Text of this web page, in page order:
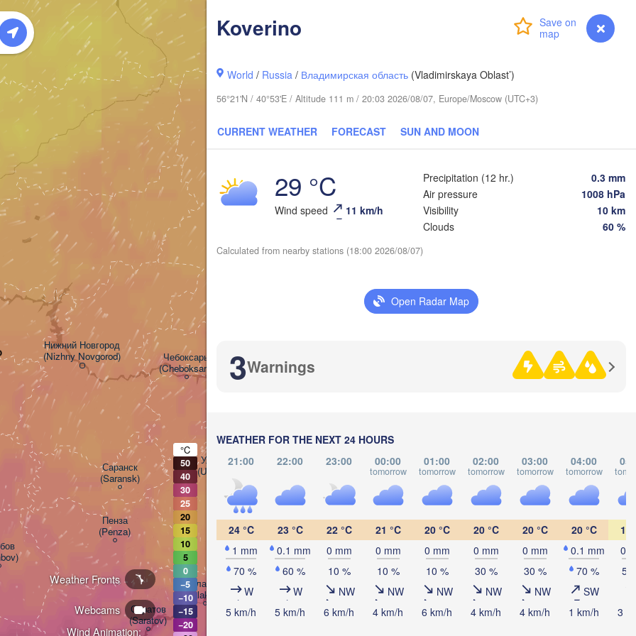
myVentusky Forecast
Koverino
World / Russia / Владимирская область (Vladimirskaya Oblast’)
56°21'N / 40°53'E / Altitude 111 m / 20:03 2026/08/07, Europe/Moscow (UTC+3)
CURRENT WEATHER FORECAST SUN AND MOON
29 °C
Wind speed 11 km/h
Precipitation (12 hr.)
0.3 mm
Air pressure
1008 hPa
Visibility
10 km
Clouds
60 %
Calculated from nearby stations (18:00 2026/08/07)
Open Radar Map
3Warnings
WEATHER FOR THE NEXT 24 HOURS
21:00
22:00 23:00 00:00
tomorrow
01:00
tomorrow
02:00
tomorrow
03:00
tomorrow
04:00
tomorrow
24 °C
1 mm
70 %
W
5 km/h
23 °C
0.1 mm
60 %
W
5 km/h
22 °C
0 mm
10 %
NW
6 km/h
21 °C
0 mm
10 %
NW
4 km/h
20 °C
0 mm
10 %
NW
6 km/h
20 °C
0 mm
30 %
NW
4 km/h
20 °C
0 mm
30 %
NW
4 km/h
20 °C
0.1 mm
70 %
SW
1 km/h
19
0
50
3
Wind Animation:
Webcams
Weather Fronts
Нижний Новгород
(Nizhny Novgorod)
Казань
Ижевск
Киров
Чебоксары
(Cheboksary)
Самара
(Samara)
Саратов
(Saratov)
Оренбург
(Orenburg)
Ульяновск
(Ul'yanovsk)
Пенза
(Penza)
Балаково
(Balakovo)
Стерлитамак
(Sterlitamak)
Саранск
(Saransk)
Магнитогорск
(Magnitogorsk)
°C
50
40
30
25
20
15
10
5
0
−5
−10
−15
−20